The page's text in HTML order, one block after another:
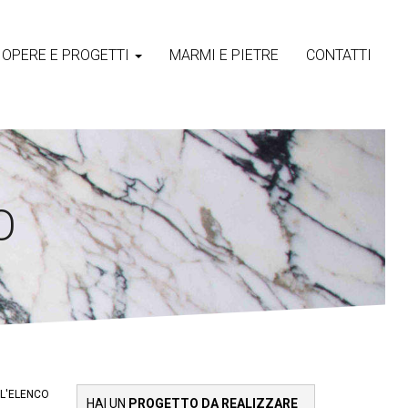
OPERE E PROGETTI MARMI E PIETRE CONTATTI
HAI UN PROGETTO DA REALIZZARE